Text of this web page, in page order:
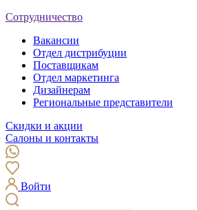
Сотрудничество
Вакансии
Отдел дистрибуции
Поставщикам
Отдел маркетинга
Дизайнерам
Региональные представители
Скидки и акции
Салоны и контакты
Войти